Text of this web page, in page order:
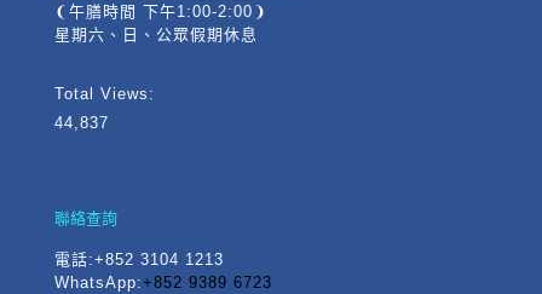
❨午膳時間 下午1:00-2:00❩
星期六、日、公眾假期休息
Total Views:
44,837
聯絡查詢
電話:+852 3104 1213
WhatsApp:+852 9389 6723